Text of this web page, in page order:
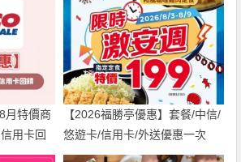
月特價商
用卡回
【2026福勝亭優惠】套餐/中信/
悠遊卡/信用卡/外送優惠一次
看！